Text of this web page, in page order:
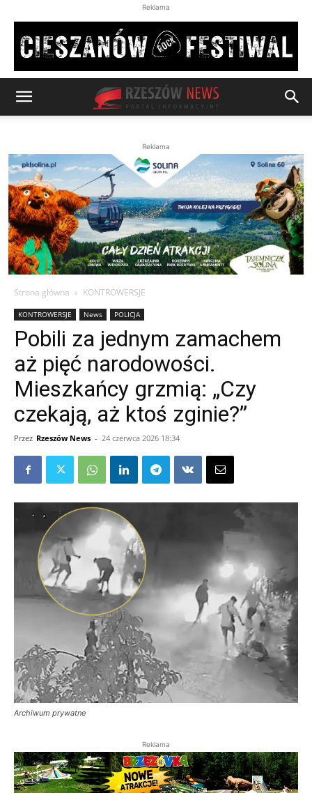
Reklama
Reklama
Strona główna KONTROWERSJE
KONTROWERSJE News POLICJA
Pobili za jednym zamachem
aż pięć narodowości.
Mieszkańcy grzmią: „Czy
czekają, aż ktoś zginie?”
Przez Rzeszów News - 24 czerwca 2026 18:34
Archiwum prywatne
Reklama